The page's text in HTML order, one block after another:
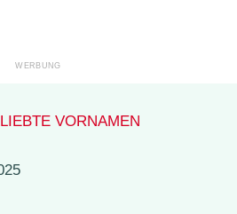
VORNAMEN